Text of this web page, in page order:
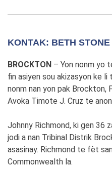
KONTAK: BETH
BROCKTON – Yon nonm yo
fin asiyen sou akizasyon ke
nonm nan yon pak
Avoka Timote J. Cruz te
Johnny Richmond, ki gen 36
jodi a nan Tribinal Distrik
asasinay. Richmond te fèt
Commonwealth la.